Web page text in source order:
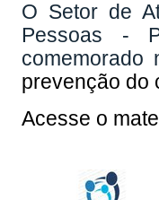
O Setor de
Pessoas -
comemorado
prevenção do
Acesse o